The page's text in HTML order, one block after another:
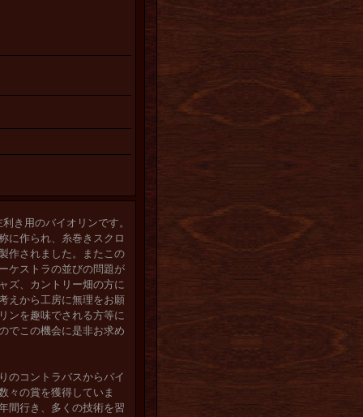
き用のバイオリンです。
に作られ、糸巻きスクロ
作されました。またこの
ケストラの並びの問題が
ズ、カントリー畑の方に
えから工房に無理をお願
ンを趣味でされる方等に
でこの機会に是非お求め
のコントラバスからバイ
々の賞を獲得していま
間行き、多くの技術を習